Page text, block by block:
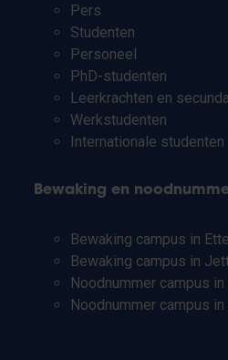
Pers
Studenten
Personeel
PhD-studenten
Leerkrachten en
Werkstudenten
Internationale studenten
Bewaking en
Bewaking campus in
Bewaking campus in
Noodnummer campus
Noodnummer campus